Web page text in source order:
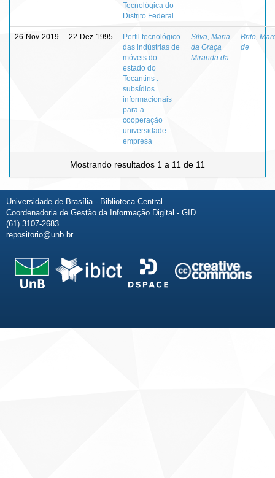
Tecnológica do
Distrito Federal
26-Nov-2019 22-Dez-1995
Perfil tecnológico
das indústrias de
móveis do
estado do
Tocantins :
subsídios
informacionais
para a
cooperação
universidade -
empresa
Silva, Maria
da Graça
Miranda da
Brito,
de
Mostrando resultados 1 a 11 de 11
Universidade de Brasília - Biblioteca Central
Coordenadoria de Gestão da Informação Digital - GID
(61) 3107-2683
repositorio@unb.br